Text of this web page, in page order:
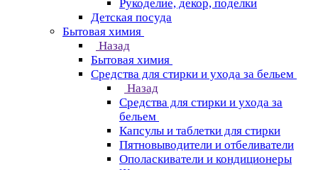
Рукоделие, декор, поделки
Детская посуда
Бытовая химия
Назад
Бытовая химия
Средства для стирки и ухода за бельем
Назад
Средства для стирки и ухода за
бельем
Капсулы и таблетки для стирки
Пятновыводители и отбеливатели
Ополаскиватели и кондиционеры